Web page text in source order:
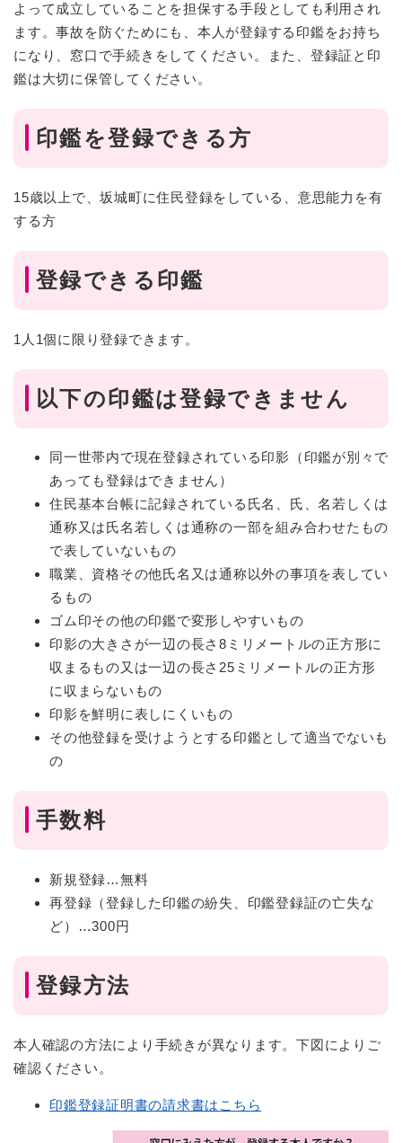
よって成立していることを担保する手段としても利用され
ます。事故を防ぐためにも、本人が登録する印鑑をお持ち
になり、窓口で手続きをしてください。また、登録証と印
鑑は大切に保管してください。
印鑑を登録できる方
15歳以上で、坂城町に住民登録をしている、意思能力を有
する方
登録できる印鑑
1人1個に限り登録できます。
以下の印鑑は登録できません
同一世帯内で現在登録されている印影（印鑑が別々で
あっても登録はできません）
住民基本台帳に記録されている氏名、氏、名若しくは
通称又は氏名若しくは通称の一部を組み合わせたもの
で表していないもの
職業、資格その他氏名又は通称以外の事項を表してい
るもの
ゴム印その他の印鑑で変形しやすいもの
印影の大きさが一辺の長さ8ミリメートルの正方形に
収まるもの又は一辺の長さ25ミリメートルの正方形
に収まらないもの
印影を鮮明に表しにくいもの
その他登録を受けようとする印鑑として適当でないも
の
手数料
新規登録…無料
再登録（登録した印鑑の紛失、印鑑登録証の亡失な
ど）…300円
登録方法
本人確認の方法により手続きが異なります。下図によりご
確認ください。
印鑑登録証明書の請求書はこちら